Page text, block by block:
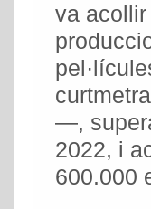
va
—,
2022, i
600.000